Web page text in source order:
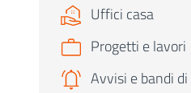
Uffici casa
Progetti e lavori
Avvisi e bandi